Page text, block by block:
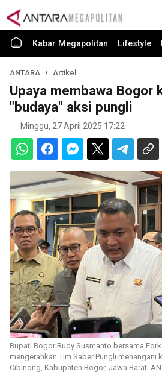
Kabar Megapolitan Lifestyle
ANTARA Artikel
Upaya membawa Bogor
"budaya" aksi pungli
Minggu, 27 April 2025 17:22
Bupati Bogor Rudy Susmanto bersama
mengerahkan Tim Saber Pungli menangani
Cibinong, Kabupaten Bogor, Jawa Barat.